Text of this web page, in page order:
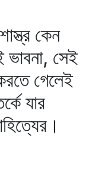
কেন
সেই
গেলেই
যার